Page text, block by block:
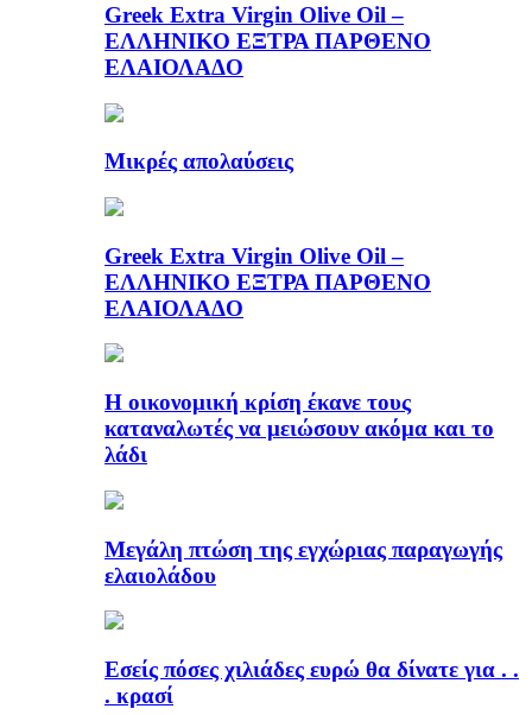
Greek Extra Virgin Olive Oil –
ΕΛΛΗΝΙΚΟ ΕΞΤΡΑ ΠΑΡΘΕΝΟ
ΕΛΑΙΟΛΑΔΟ
Μικρές απολαύσεις
Greek Extra Virgin Olive Oil –
ΕΛΛΗΝΙΚΟ ΕΞΤΡΑ ΠΑΡΘΕΝΟ
ΕΛΑΙΟΛΑΔΟ
Η οικονομική κρίση έκανε τους
καταναλωτές να μειώσουν ακόμα και το
λάδι
Μεγάλη πτώση της εγχώριας παραγωγής
ελαιολάδου
Εσείς πόσες χιλιάδες ευρώ θα δίνατε για . .
. κρασί